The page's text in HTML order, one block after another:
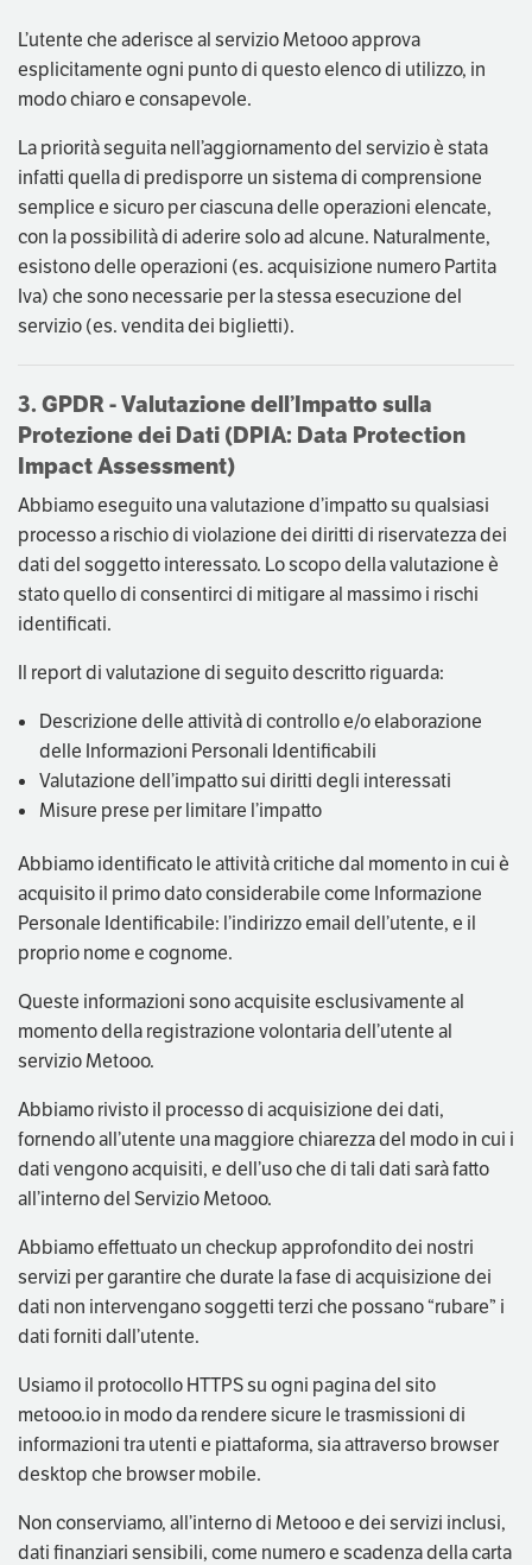
L’utente che aderisce al servizio Metooo approva
esplicitamente ogni punto di questo elenco di utilizzo, in
modo chiaro e consapevole.
La priorità seguita nell’aggiornamento del servizio è stata
infatti quella di predisporre un sistema di comprensione
semplice e sicuro per ciascuna delle operazioni elencate,
con la possibilità di aderire solo ad alcune. Naturalmente,
esistono delle operazioni (es. acquisizione numero Partita
Iva) che sono necessarie per la stessa esecuzione del
servizio (es. vendita dei biglietti).
3. GPDR - Valutazione dell’Impatto sulla
Protezione dei Dati (DPIA: Data Protection
Impact Assessment)
Abbiamo eseguito una valutazione d’impatto su qualsiasi
processo a rischio di violazione dei diritti di riservatezza dei
dati del soggetto interessato. Lo scopo della valutazione è
stato quello di consentirci di mitigare al massimo i rischi
identificati.
Il report di valutazione di seguito descritto riguarda:
Descrizione delle attività di controllo e/o elaborazione
delle Informazioni Personali Identificabili
Valutazione dell’impatto sui diritti degli interessati
Misure prese per limitare l’impatto
Abbiamo identificato le attività critiche dal momento in cui è
acquisito il primo dato considerabile come Informazione
Personale Identificabile: l’indirizzo email dell’utente, e il
proprio nome e cognome.
Queste informazioni sono acquisite esclusivamente al
momento della registrazione volontaria dell’utente al
servizio Metooo.
Abbiamo rivisto il processo di acquisizione dei dati,
fornendo all’utente una maggiore chiarezza del modo in cui i
dati vengono acquisiti, e dell’uso che di tali dati sarà fatto
all’interno del Servizio Metooo.
Abbiamo effettuato un checkup approfondito dei nostri
servizi per garantire che durate la fase di acquisizione dei
dati non intervengano soggetti terzi che possano “rubare” i
dati forniti dall’utente.
Usiamo il protocollo HTTPS su ogni pagina del sito
metooo.io in modo da rendere sicure le trasmissioni di
informazioni tra utenti e piattaforma, sia attraverso browser
desktop che browser mobile.
Non conserviamo, all’interno di Metooo e dei servizi inclusi,
dati finanziari sensibili, come numero e scadenza della carta